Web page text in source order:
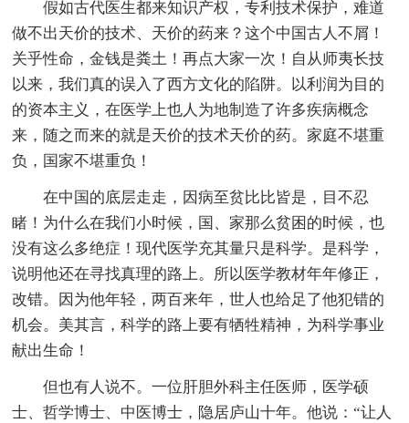
假如古代医生都来知识产权，专利技术保护，难道
做不出天价的技术、天价的药来？这个中国古人不屑！
关乎性命，金钱是粪土！再点大家一次！自从师夷长技
以来，我们真的误入了西方文化的陷阱。以利润为目的
的资本主义，在医学上也人为地制造了许多疾病概念
来，随之而来的就是天价的技术天价的药。家庭不堪重
负，国家不堪重负！
在中国的底层走走，因病至贫比比皆是，目不忍
睹！为什么在我们小时候，国、家那么贫困的时候，也
没有这么多绝症！现代医学充其量只是科学。是科学，
说明他还在寻找真理的路上。所以医学教材年年修正，
改错。因为他年轻，两百来年，世人也给足了他犯错的
机会。美其言，科学的路上要有牺牲精神，为科学事业
献出生命！
但也有人说不。一位肝胆外科主任医师，医学硕
士、哲学博士、中医博士，隐居庐山十年。他说：“让人